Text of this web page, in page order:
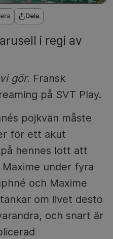
Dela
i regi av
gör. Fransk
på SVT Play.
pojkvän måste
för ett akut
hennes lott att
under fyra
och Maxime
om livet desto
och snart är